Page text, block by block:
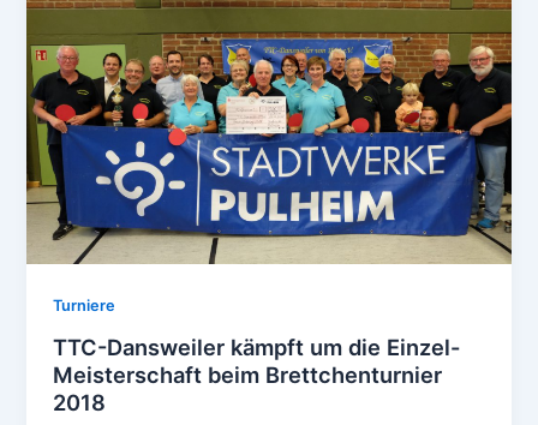
Turniere
TTC-Dansweiler kämpft um die Einzel-
Meisterschaft beim Brettchenturnier
2018